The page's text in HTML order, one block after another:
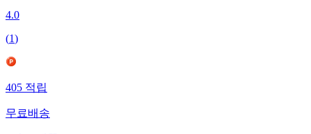
4.0
(1)
405적립
무료배송